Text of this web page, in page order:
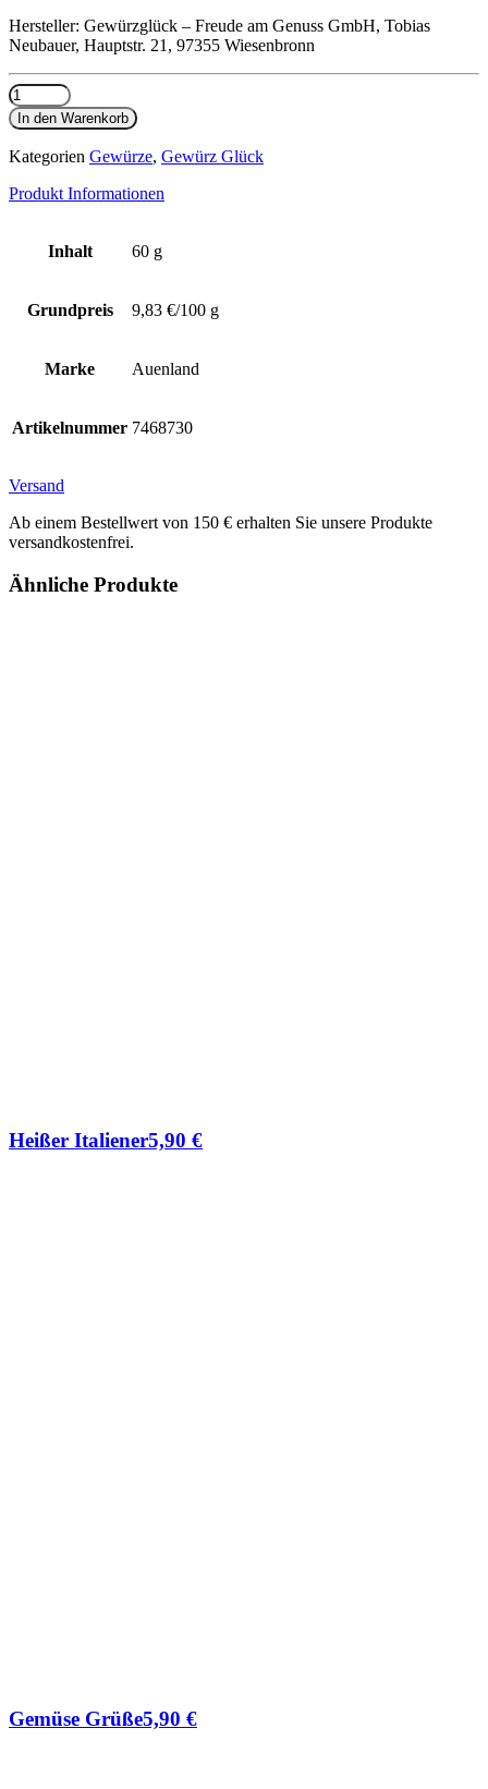
Hersteller: Gewürzglück – Freude am Genuss GmbH, Tobias
Neubauer, Hauptstr. 21, 97355 Wiesenbronn
Wilder
Hirsch
Menge
In den Warenkorb
Kategorien Gewürze, Gewürz Glück
Produkt Informationen
Inhalt 60 g
Grundpreis 9,83 €/100 g
Marke Auenland
Artikelnummer 7468730
Versand
Ab einem Bestellwert von 150 € erhalten Sie unsere Produkte
versandkostenfrei.
Ähnliche Produkte
Heißer Italiener5,90 €
Gemüse Grüße5,90 €